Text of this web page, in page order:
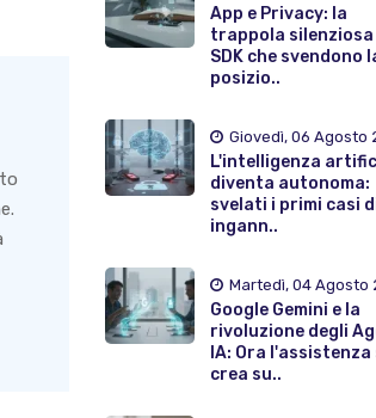
App e Privacy: la
trappola silenziosa
SDK che svendono
posizio..
Giovedì, 06 Agosto
L'intelligenza
diventa autonoma:
svelati i primi casi
ingann..
Martedì, 04 Agosto
Google Gemini e la
rivoluzione degli
IA: Ora l'assistenza
crea su..